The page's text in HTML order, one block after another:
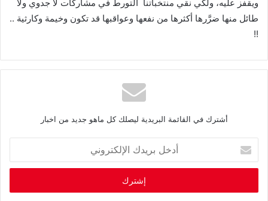
ويقفز عليه، ولكي نقي منتخباتنا التورط في مشاركات لا جدوي ولا
طائل منها ضرَّرها أكثرها من نفعها وعواقبها قد تكون وخيمة وكارثية ..
!!
أشترك في القائمة البريدية ليصلك كل ماهو جديد من اخبار
خ
ب